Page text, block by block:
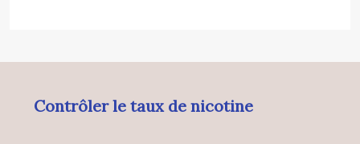
Contrôler le taux de nicotine